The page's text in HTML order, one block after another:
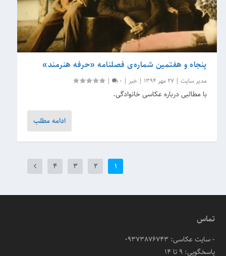
پنجاه و هفتمین شماره‌ی فصلنامه «حرفه هنرمند»
مدیر سایت |27 مهر 1394 | خبر |
0
|
با مطالبی درباره عکاسی خانوادگی.
ادامه مطلب
1
2
3
4
تماس
- سایت عکاسی: 09373876743
پاسخگویی: ۹ تا ۱۴